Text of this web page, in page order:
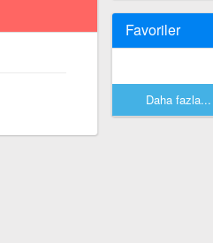
Favoriler
Daha fazla...